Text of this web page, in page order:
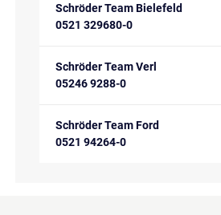
Schröder Team Bielefeld
0521 329680-0
Schröder Team Verl
05246 9288-0
Schröder Team Ford
0521 94264-0